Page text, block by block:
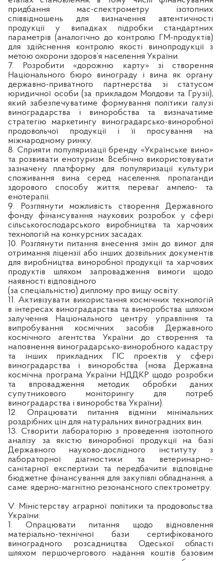
придбання мас-спектрометру ізотопних
співвідношень для визначення автентичності
продукції у випадках підробки стандартних
параметрів (аналогічно до контролю ГМ-продуктів)
для здійснення контролю якості винопродукції з
метою охорони здоров’я населення України.
7. Розробити «дорожню карту» зі створення
Національного бюро винограду і вина як органу
державно-приватного партнерства зі статусом
юридичної особи (за прикладом Молдови та Грузії),
який забезпечуватиме формування політики галузі
виноградарства і виноробства та визначатиме
стратегію маркетингу виноградарсько-виноробної
продовольчої продукції і її просування на
міжнародному ринку.
8. Сприяти популяризації бренду «Українське вино»
та розвивати енотуризм. Всебічно використовувати
зазначену платформу для популяризації культури
споживання вина серед населення, пропаганди
здорового способу життя, переваг ампело- та
енотерапії.
9. Розглянути можливість створення Державного
фонду фінансування наукових розробок у сфері
сільськогосподарського виробництва та харчових
технологій на конкурсних засадах.
10. Розглянути питання внесення змін до вимог для
отримання ліцензії або інших дозвільних документів
для виробництва виноробної продукції та харчових
продуктів шляхом запровадження вимоги щодо
наявності відповідного
(за спеціальністю) диплому про вищу освіту.
11. Активізувати використання космічних технологій
в інтересах виноградарства та виноробства шляхом
залучення Національного центру управління та
випробування космічних засобів Державного
космічного агентства України до створення та
наповнення виноградарсько-виноробного кадастру
та інших прикладних ГІС проектів у сфері
виноградарства і виноробства (нова Державна
космічна програма України НДДКР щодо розробки
та впровадження методик обробки даних
супутникового моніторингу для потреб
виноградарства і виноробства України).
12. Опрацювати питання відміни мінімальних
роздрібних цін для натуральних виноградних вин.
13. Створити лабораторію з проведення ізотопного
аналізу за якістю виноробної продукції на базі
Державного науково-дослідного інституту з
лабораторної діагностики та ветеринарно-
санітарної експертизи та передбачити відповідне
бюджетне фінансування для закупівлі обладнання, а
саме: ядерно-магнітно резонансного спектрометру.
V. Міністерству аграрної політики та продовольства
України:
1. Опрацювати питання щодо відновлення
матеріально-технічної бази сертифікованого
виноградного розсадництва Одеської області
шляхом першочергового надання коштів базовим